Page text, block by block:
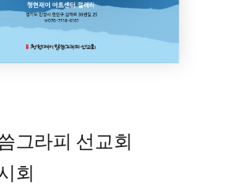
그라피 선교회
회